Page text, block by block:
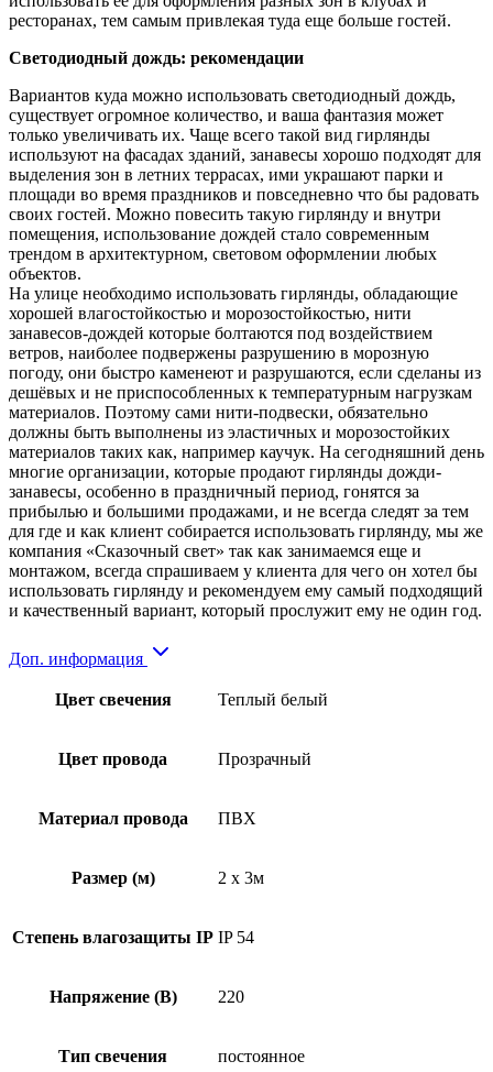
ресторанах, тем самым привлекая туда еще больше гостей.
Светодиодный дождь: рекомендации
Вариантов куда можно использовать светодиодный дождь,
существует огромное количество, и ваша фантазия может
только увеличивать их. Чаще всего такой вид гирлянды
используют на фасадах зданий, занавесы хорошо подходят для
выделения зон в летних террасах, ими украшают парки и
площади во время праздников и повседневно что бы радовать
своих гостей. Можно повесить такую гирлянду и внутри
помещения, использование дождей стало современным
трендом в архитектурном, световом оформлении любых
объектов.
На улице необходимо использовать гирлянды, обладающие
хорошей влагостойкостью и морозостойкостью, нити
занавесов-дождей которые болтаются под воздействием
ветров, наиболее подвержены разрушению в морозную
погоду, они быстро каменеют и разрушаются, если сделаны из
дешёвых и не приспособленных к температурным нагрузкам
материалов. Поэтому сами нити-подвески, обязательно
должны быть выполнены из эластичных и морозостойких
материалов таких как, например каучук. На сегодняшний день
многие организации, которые продают гирлянды дожди-
занавесы, особенно в праздничный период, гонятся за
прибылью и большими продажами, и не всегда следят за тем
для где и как клиент собирается использовать гирлянду, мы же
компания «Сказочный свет» так как занимаемся еще и
монтажом, всегда спрашиваем у клиента для чего он хотел бы
использовать гирлянду и рекомендуем ему самый подходящий
и качественный вариант, который прослужит ему не один год.
Доп. информация
Цвет свечения Теплый белый
Цвет провода Прозрачный
Материал провода ПВХ
Размер (м) 2 x 3м
Степень влагозащиты IP IP 54
Напряжение (В) 220
Тип свечения постоянное